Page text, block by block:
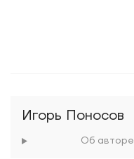
Игорь Поносов
Об авторе